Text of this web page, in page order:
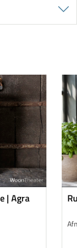
| Agra